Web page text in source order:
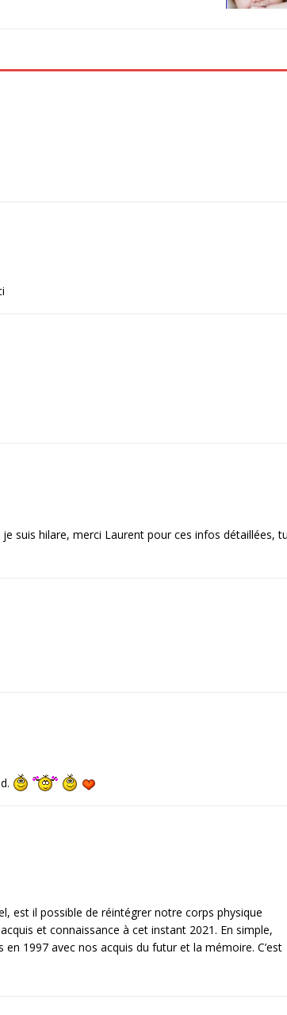
je suis hilare, merci Laurent pour ces infos détaillées,
est il possible de réintégrer notre corps physique
et connaissance à cet instant 2021. En simple,
1997 avec nos acquis du futur et la mémoire. C’est